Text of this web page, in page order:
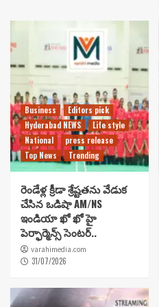
Business
Editors pick
Hyderabad NEWS
Life style
National
press release
Top News
Trending
రెండేళ్ల క్రీడా శ్రేష్టతను వేడుక
చేసిన ఒడిషా AM/NS
ఇండియా ఖో ఖో హై
పెర్ఫార్మెన్స్ సెంటర్..
varahimedia.com
31/07/2026